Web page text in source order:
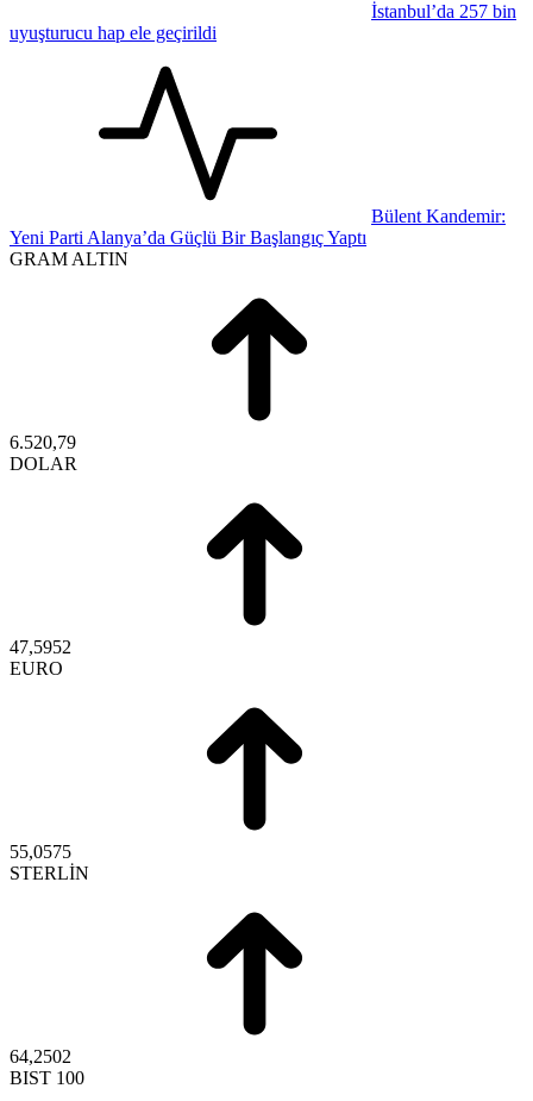
İstanbul’da 257 bin
uyuşturucu hap ele geçirildi
Bülent Kandemir:
Yeni Parti Alanya’da Güçlü Bir Başlangıç Yaptı
GRAM ALTIN
6.520,79
DOLAR
47,5952
EURO
55,0575
STERLİN
64,2502
BIST 100